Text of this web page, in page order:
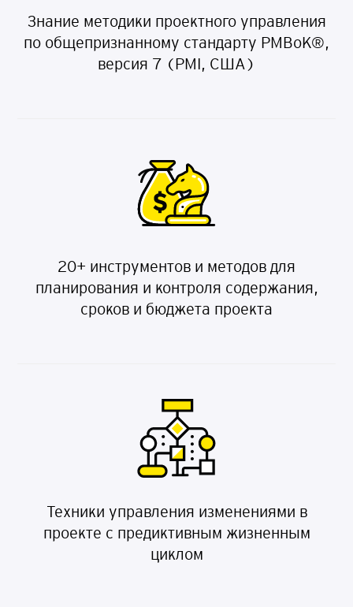
Знание методики проектного управления
по общепризнанному стандарту PMBoK®,
версия 7 (PMI, США)
20+ инструментов и методов для
планирования и контроля содержания,
сроков и бюджета проекта
Техники управления изменениями в
проекте с предиктивным жизненным
циклом